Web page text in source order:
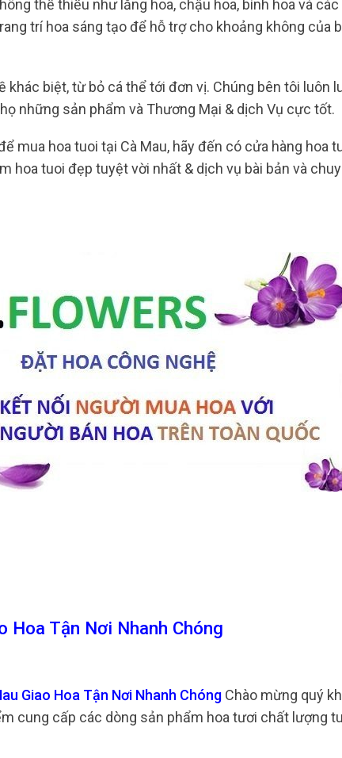
thể thiếu như lẵng hoa, chậu hoa, bình hoa và các
trí hoa sáng tạo để hỗ trợ cho khoảng không của
biệt, từ bỏ cá thể tới đơn vị. Chúng bên tôi luôn
những sản phẩm và Thương Mại & dịch Vụ cực tốt.
mua hoa tuoi tại Cà Mau, hãy đến có cửa hàng hoa
hoa tuoi đẹp tuyệt vời nhất & dịch vụ bài bản và
Hoa Tận Nơi Nhanh Chóng
Giao Hoa Tận Nơi Nhanh Chóng Chào mừng quý
cung cấp các dòng sản phẩm hoa tươi chất lượng